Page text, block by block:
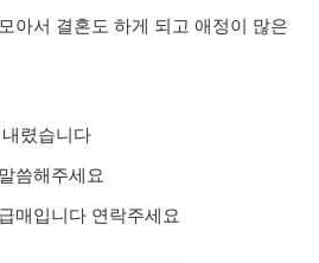
아서 결혼도 하게 되고 애정이 많은
렸습니다
씀해주세요
매입니다 연락주세요